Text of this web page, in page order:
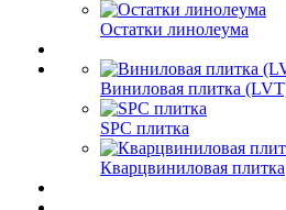
Остатки линолеума
Виниловая плитка
SPC плитка
Кварцвиниловая плитка